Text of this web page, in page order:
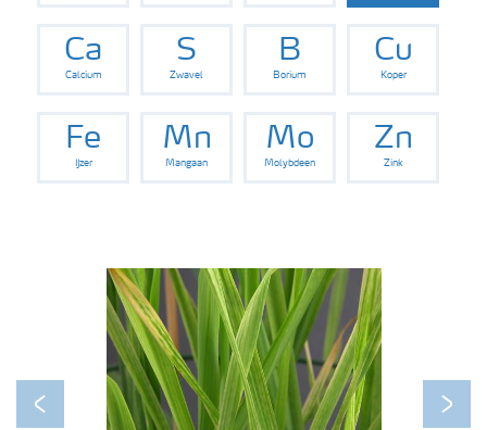
Grow the future
Ca
Calcium
S
Zwavel
B
Borium
Cu
Koper
Fe
IJzer
Mn
Mangaan
Mo
Molybdeen
Zn
Zink
Previous Next